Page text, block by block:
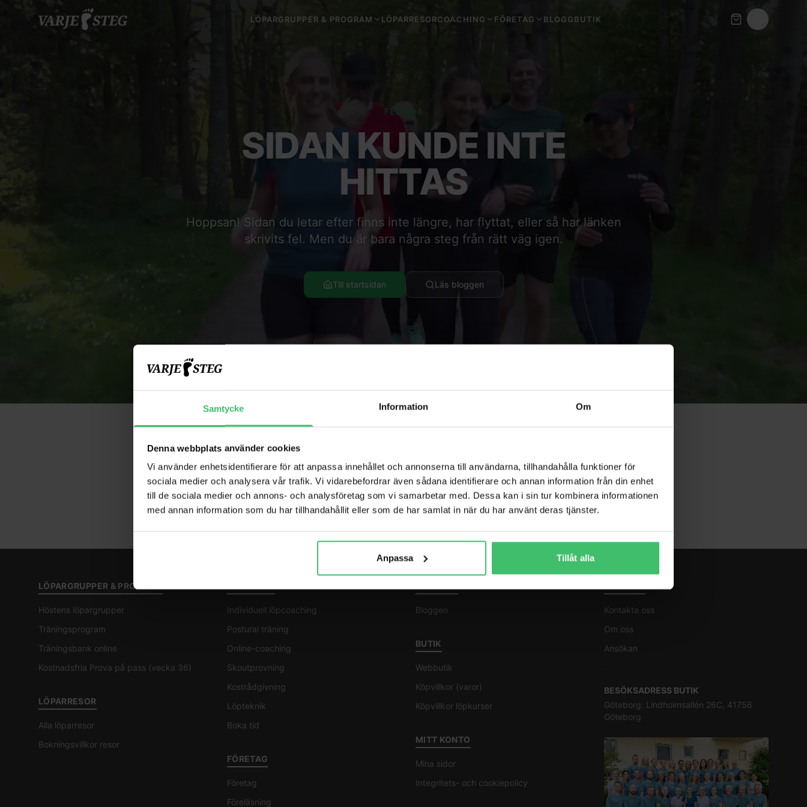
Samtycke Information Om
Denna webbplats använder cookies
Vi använder enhetsidentifierare för att anpassa innehållet och annonserna till användarna, tillhandahålla funktioner för
sociala medier och analysera vår trafik. Vi vidarebefordrar även sådana identifierare och annan information från din enhet
till de sociala medier och annons- och analysföretag som vi samarbetar med. Dessa kan i sin tur kombinera informationen
med annan information som du har tillhandahållit eller som de har samlat in när du har använt deras tjänster.
Anpassa Tillåt alla
LÖPARGRUPPER & PROGRAM LÖPARRESORCOACHING FÖRETAG BLOGGBUTIK
FEL 404
SIDAN KUNDE INTE
HITTAS
Hoppsan! Sidan du letar efter finns inte längre, har flyttat, eller så har länken
skrivits fel. Men du är bara några steg från rätt väg igen.
Till startsidan Läs bloggen
Löpargrupper Löparresor Coaching
LÖPARGRUPPER & PROGRAM
Höstens löpargrupper
Träningsprogram
Träningsbank online
Kostnadsfria Prova på pass (vecka 36)
LÖPARRESOR
Alla löparresor
Bokningsvillkor resor
Individuell löpcoaching
Postural träning
Online-coaching
Skoutprovning
Kostrådgivning
Löpteknik
Boka tid
FÖRETAG
Företag
Föreläsning
Bloggen
BUTIK
Webbutik
Köpvillkor (varor)
Köpvillkor löpkurser
MITT KONTO
Mina sidor
Integritets- och cookiepolicy
Kontakta oss
Om oss
Ansökan
BESÖKSADRESS BUTIK
Göteborg: Lindholmsallén 26C, 41756
Göteborg